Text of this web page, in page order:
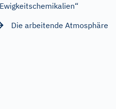
Die arbeitende Atmosphäre